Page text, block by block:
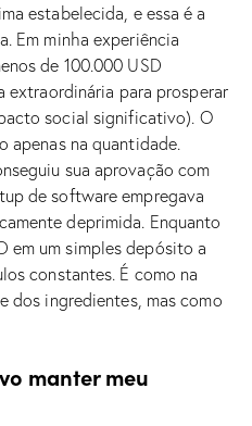
estabelecida, e essa é a
Em minha experiência
de 100.000 USD
extraordinária para prosperar
social significativo). O
apenas na quantidade.
sua aprovação com
de software empregava
deprimida. Enquanto
em um simples depósito a
constantes. É como na
dos ingredientes, mas como
manter meu